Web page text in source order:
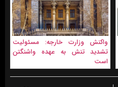
واکنش وزارت خارجه: مسئولیت
تشدید تنش به عهده واشنگتن
است